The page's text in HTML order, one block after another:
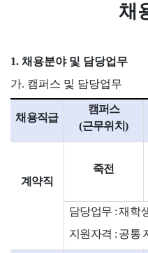
채
1. 채용분야 및 담당업무
가. 캠퍼스 및 담당업무
채용직급
캠퍼스
(근무위치)
계약직
죽전
담당업무 :재학
지원자격 : 공통